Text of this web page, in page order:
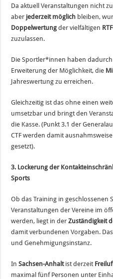
Da aktuell Veranstaltungen nicht
aber jederzeit möglich bleiben,
Doppelwertung der vielfältigen
zuzulassen.
Die Sportler*innen haben
Erweiterung der Möglichkeit, die
Jahreswertung zu erreichen.
Gleichzeitig ist das ohne einen
umsetzbar und bringt den
die Kasse. (Punkt 3.1 der
CTF werden damit
gesetzt).
3. Lockerung der
Sports
Ob das Training in geschlossenen
Veranstaltungen der Vereine im
werden, liegt in derZuständigkeit
damit verbundenen Vorgaben.
und Genehmigungsinstanz.
InSachsen-Anhaltist derzeit
maximal fünf Personen unter